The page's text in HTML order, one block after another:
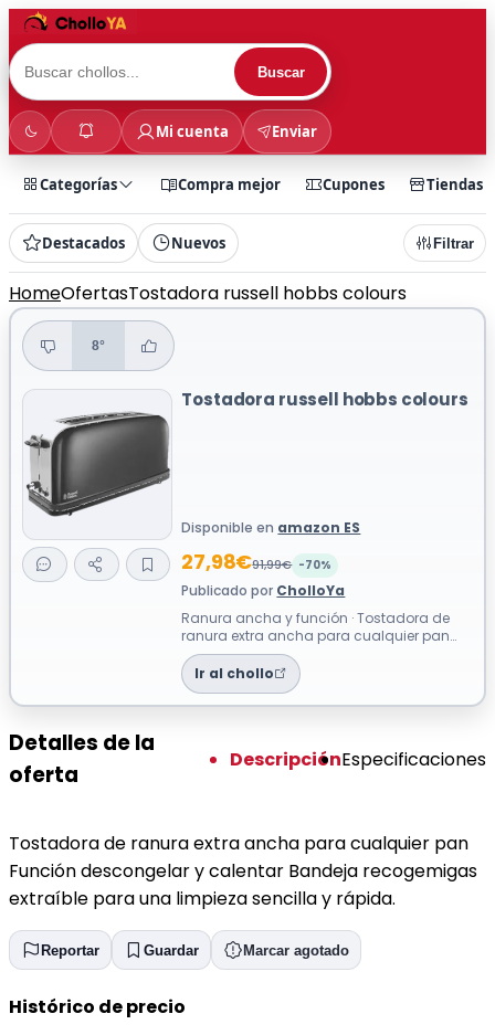
Buscar
Mi cuenta Enviar
Categorías Compra mejor Cupones Tiendas
Destacados Nuevos Filtrar
HomeOfertasTostadora russell hobbs colours
8°
Tostadora russell hobbs colours
Disponible en amazon ES
27,98€91,99€ -70%
Publicado por CholloYa
Ranura ancha y función · Tostadora de
ranura extra ancha para cualquier pan
Función descongelar y calentar Bandeja
re...Ir al chollo
Detalles de la
oferta
DescripciónEspecificaciones
Tostadora de ranura extra ancha para cualquier pan
Función descongelar y calentar Bandeja recogemigas
extraíble para una limpieza sencilla y rápida.
Reportar Guardar Marcar agotado
Histórico de precio